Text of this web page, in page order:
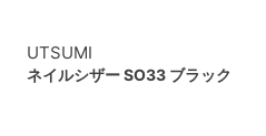
UTSUMI
ネイルシザー SO33 ブラック